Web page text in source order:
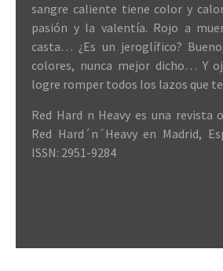
sangre caliente tiene color y
pasión y la valentía. Rojo a
casta… ¿Es un jeroglífico?
colores, nunca mejor dicho… Y
logre romper todos los lazos que
Red Hard n Heavy es una revista
Red Hard´n´Heavy en Madrid,
ISSN: 2951-9284